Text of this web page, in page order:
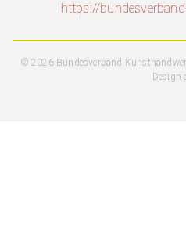
https://
© 2026 Bundesverband
Design